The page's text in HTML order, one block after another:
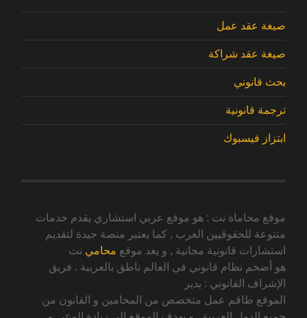
صيغة عقد عمل
صيغة عقد شراكة
بحث قانوني
ترجمة قانونية
ابتزاز فيسبوك
موقع محاماة نت : هو موقع عربي استشاري يقدم خدمات
متنوعة للحقوقيين العرب , كما يعتبر منصة جيدة لتقديم
استشارات قانونية مجانية , و يعد موقع محامي نت
هو أضخم نظام قانوني في العالم ناطق بالعربية . فريق
الإشراف القانوني : يدير
الموقع طاقم عمل متخصص من المحامين و القانون من